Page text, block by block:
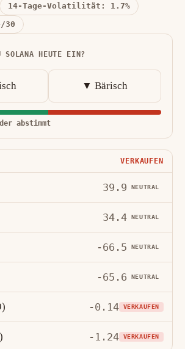
14-Tage-Volatilität: 1.7%
30
SOLANA HEUTE EIN?
▼ Bärisch
abstimmt
VERKAUFEN
39.9 NEUTRAL
34.4 NEUTRAL
-66.5 NEUTRAL
-65.6 NEUTRAL
-0.14 VERKAUFEN
-1.24 VERKAUFEN